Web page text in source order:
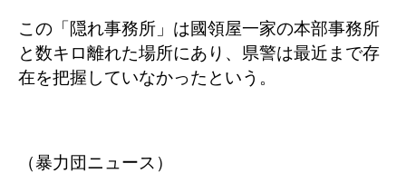
この「隠れ事務所」は國領屋一家の本部事務所
と数キロ離れた場所にあり、県警は最近まで存
在を把握していなかったという。
（暴力団ニュース）